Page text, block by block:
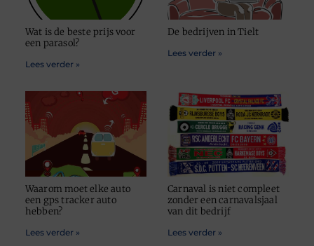
Wat is de beste prijs voor
een parasol?
Lees verder »
De bedrijven in Tielt
Lees verder »
Waarom moet elke auto
een gps tracker auto
hebben?
Lees verder »
Carnaval is niet compleet
zonder een carnavalsjaal
van dit bedrijf
Lees verder »